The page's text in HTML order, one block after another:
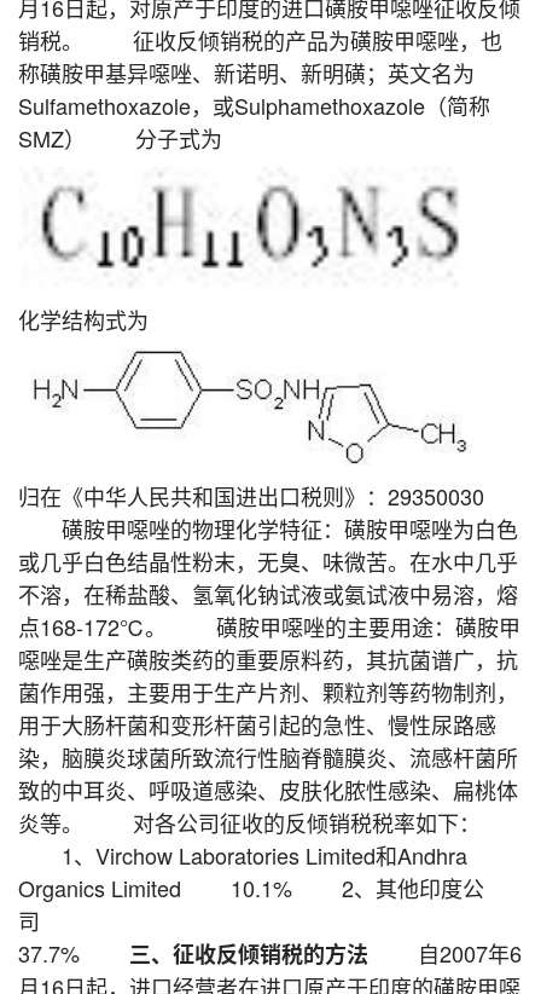
月16日起，对原产于印度的进口磺胺甲噁唑征收反倾
销税。 征收反倾销税的产品为磺胺甲噁唑，也
称磺胺甲基异噁唑、新诺明、新明磺；英文名为
Sulfamethoxazole，或Sulphamethoxazole（简称
SMZ） 分子式为
化学结构式为
归在《中华人民共和国进出口税则》：29350030
磺胺甲噁唑的物理化学特征：磺胺甲噁唑为白色
或几乎白色结晶性粉末，无臭、味微苦。在水中几乎
不溶，在稀盐酸、氢氧化钠试液或氨试液中易溶，熔
点168-172℃。 磺胺甲噁唑的主要用途：磺胺甲
噁唑是生产磺胺类药的重要原料药，其抗菌谱广，抗
菌作用强，主要用于生产片剂、颗粒剂等药物制剂，
用于大肠杆菌和变形杆菌引起的急性、慢性尿路感
染，脑膜炎球菌所致流行性脑脊髓膜炎、流感杆菌所
致的中耳炎、呼吸道感染、皮肤化脓性感染、扁桃体
炎等。 对各公司征收的反倾销税税率如下：
1、Virchow Laboratories Limited和Andhra
Organics Limited 10.1% 2、其他印度公
司
37.7% 三、征收反倾销税的方法 自2007年6
月16日起，进口经营者在进口原产于印度的磺胺甲噁